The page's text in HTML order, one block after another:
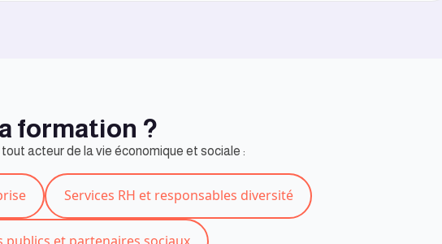
formation ?
acteur de la vie économique et sociale :
Services RH et responsables diversité